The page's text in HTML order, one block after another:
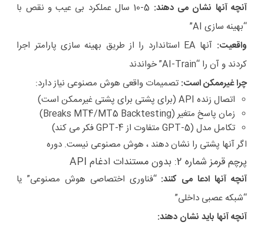
آنچه آنها نشان می دهند:
5-10 سال عملکرد بی عیب و نقص با
“بهینه سازی AI”
واقعیت:
آنها EA استاندارد را از طریق بهینه سازی پارامتر اجرا
کردند و آن را “AI-Train” خواندند
چرا غیرممکن است: تصمیمات واقعی هوش مصنوعی نیاز دارد:
اتصال زنده API (برای پشتی برای پشتی غیرممکن است)
زمان پاسخ متغیر (Breaks MT4/MT5 Backtesting)
تکامل مدل (GPT-5 متفاوت از GPT-4 فکر می کند)
اگر آنها پشتی را نشان دهند ، هوش مصنوعی نیست. دوره
پرچم قرمز شماره 2: بدون مستندات ادغام API
آنچه آنها ادعا می کنند: “فناوری اختصاصی هوش مصنوعی” یا
“شبکه عصبی داخلی”
آنچه آنها باید نشان دهند: